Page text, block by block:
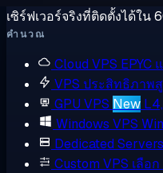
เซิร์ฟเวอร์จริงที่ติดตั้งได้ใน
คำนวณ
Cloud VPS EPYC
VPS ประสิทธิภาพ
GPU VPS New
Windows VPS
Dedicated Servers
Custom VPS เลือ